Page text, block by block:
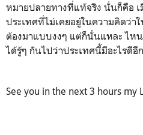
หมายปลายทางที่แท้จริง นั่นก็คือ เ
ประเทศที่ไม่เคยอยู่ในความคิดว่
ต้องมาแบบงงๆ แต่ก็นั่่นแหละ ไห
ได้รู้ๆ กันไปว่าประเทศนี้มีอะไรดีอี
See you in the next 3 hours my